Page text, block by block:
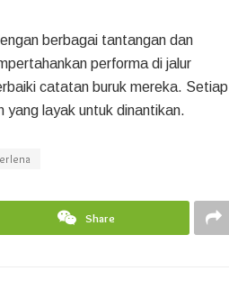
berbagai tantangan dan
performa di jalur
catatan buruk mereka. Setiap
yang layak untuk dinantikan.
Share